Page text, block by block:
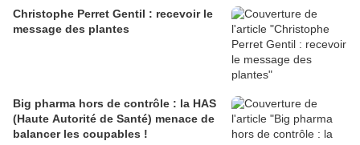
Christophe Perret Gentil : recevoir le
message des plantes
Big pharma hors de contrôle : la HAS
(Haute Autorité de Santé) menace de
balancer les coupables !